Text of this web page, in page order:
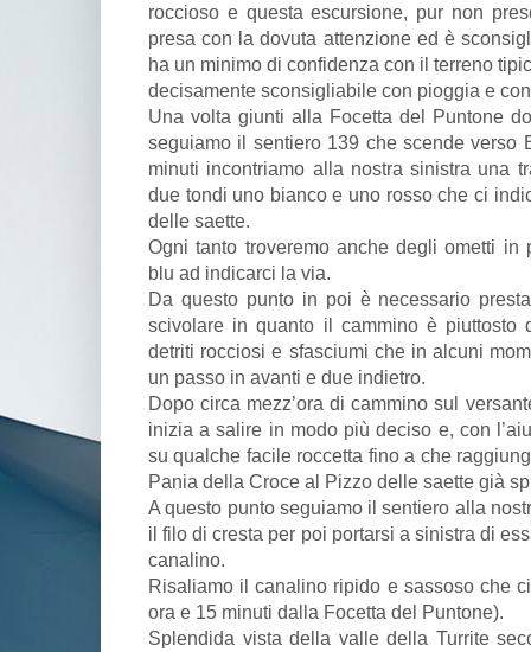
roccioso e questa escursione, pur non
presa con la dovuta attenzione ed è
ha un minimo di confidenza con il terreno
decisamente sconsigliabile con pioggia e
Una volta giunti alla Focetta del Puntone
seguiamo il sentiero 139 che scende verso
minuti incontriamo alla nostra sinistra una
due tondi uno bianco e uno rosso che ci
delle saette.
Ogni tanto troveremo anche degli ometti in
blu ad indicarci la via.
Da questo punto in poi è necessario
scivolare in quanto il cammino è piuttosto
detriti rocciosi e sfasciumi che in alcuni
un passo in avanti e due indietro.
Dopo circa mezz’ora di cammino sul
inizia a salire in modo più deciso e, con
su qualche facile roccetta fino a che
Pania della Croce al Pizzo delle saette già
A questo punto seguiamo il sentiero alla
il filo di cresta per poi portarsi a sinistra di
canalino.
Risaliamo il canalino ripido e sassoso che
ora e 15 minuti dalla Focetta del Puntone).
Splendida vista della valle della Turrite